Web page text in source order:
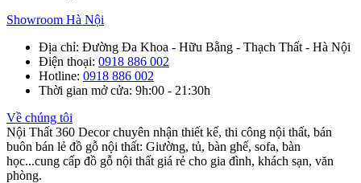
Showroom Hà Nội
Địa chỉ: Đường Đa Khoa - Hữu Bằng - Thạch Thất - Hà Nội
Điện thoại: 0918 886 002
Hotline: 0918 886 002
Thời gian mở cửa: 9h:00 - 21:30h
Về chúng tôi
Nội Thất 360 Decor chuyên nhận thiết kế, thi công nội thất, bán
buôn bán lẻ đồ gỗ nội thất: Giường, tủ, bàn ghế, sofa, bàn
học...cung cấp đồ gỗ nội thất giá rẻ cho gia đình, khách sạn, văn
phòng.